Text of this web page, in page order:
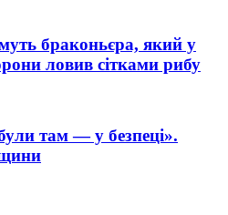
браконьєра, який у
ловив сітками рибу
там — у безпеці».